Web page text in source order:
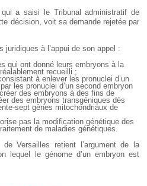
qui a saisi le Tribunal administratif de
décision, voit sa demande rejetée par
juridiques à l’appui de son appel :
qui ont donné leurs embryons à la
recueilli ;
à enlever les pronuclei d’un
les pronuclei d’un second embryon
des embryons à des fins de
des embryons transgéniques dès
sept gènes mitochondriaux de
pas la modification génétique des
de maladies génétiques.
de Versailles retient l’argument de la
lequel le génome d’un embryon est